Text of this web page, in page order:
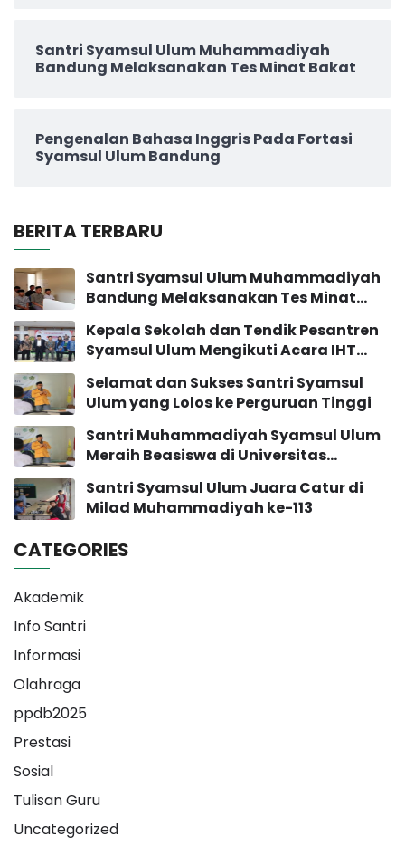
Santri Syamsul Ulum Muhammadiyah
Bandung Melaksanakan Tes Minat Bakat
Pengenalan Bahasa Inggris Pada Fortasi
Syamsul Ulum Bandung
BERITA TERBARU
Santri Syamsul Ulum Muhammadiyah
Bandung Melaksanakan Tes Minat
Kepala Sekolah dan Tendik Pesantren
Syamsul Ulum Mengikuti Acara IHT
Selamat dan Sukses Santri Syamsul
Ulum yang Lolos ke Perguruan Tinggi
Santri Muhammadiyah Syamsul Ulum
Meraih Beasiswa di Universitas
Santri Syamsul Ulum Juara Catur di
Milad Muhammadiyah ke-113
CATEGORIES
Akademik
Info Santri
Informasi
Olahraga
ppdb2025
Prestasi
Sosial
Tulisan Guru
Uncategorized